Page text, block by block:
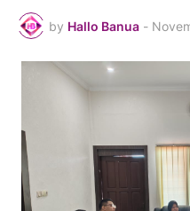
by Hallo Banua -